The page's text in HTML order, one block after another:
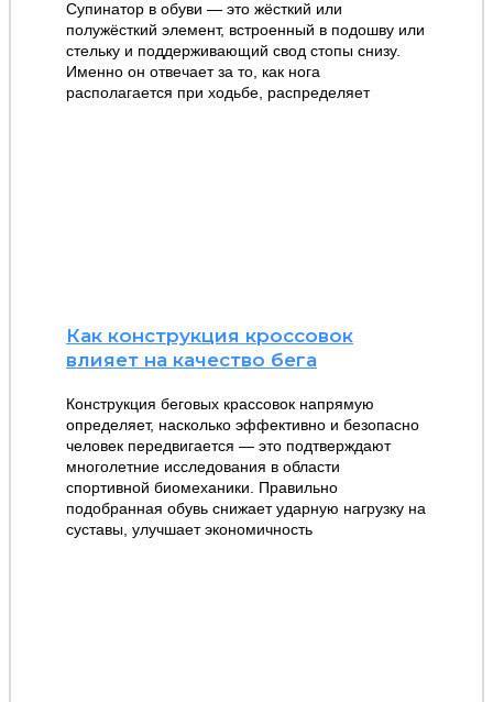
Супинатор в обуви — это жёсткий или
полужёсткий элемент, встроенный в подошву или
стельку и поддерживающий свод стопы снизу.
Именно он отвечает за то, как нога
располагается при ходьбе, распределяет
Как конструкция кроссовок
влияет на качество бега
Конструкция беговых крассовок напрямую
определяет, насколько эффективно и безопасно
человек передвигается — это подтверждают
многолетние исследования в области
спортивной биомеханики. Правильно
подобранная обувь снижает ударную нагрузку на
суставы, улучшает экономичность